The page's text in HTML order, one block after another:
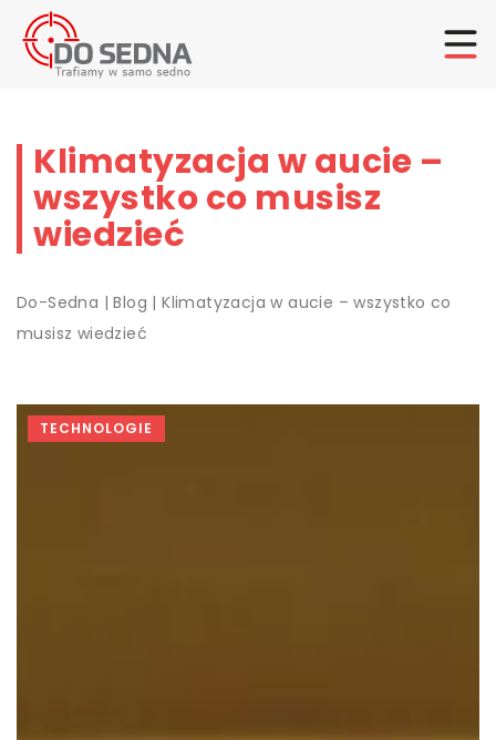
Klimatyzacja w aucie –
wszystko co musisz
wiedzieć
Do-Sedna |Blog |Klimatyzacja w aucie – wszystko co
musisz wiedzieć
TECHNOLOGIE